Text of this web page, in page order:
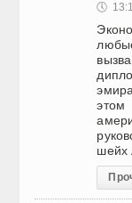
🕔
этом
шейх